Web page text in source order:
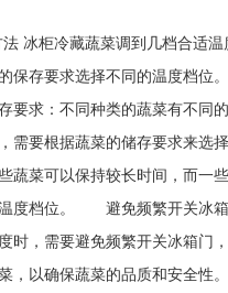
冰柜冷藏蔬菜调到几档合适
保存要求选择不同的温度档
：不同种类的蔬菜有不同的
需要根据蔬菜的储存要求来
菜可以保持较长时间，而一
度档位。 避免频繁开关冰
时，需要避免频繁开关冰箱
菜，以确保蔬菜的品质和安